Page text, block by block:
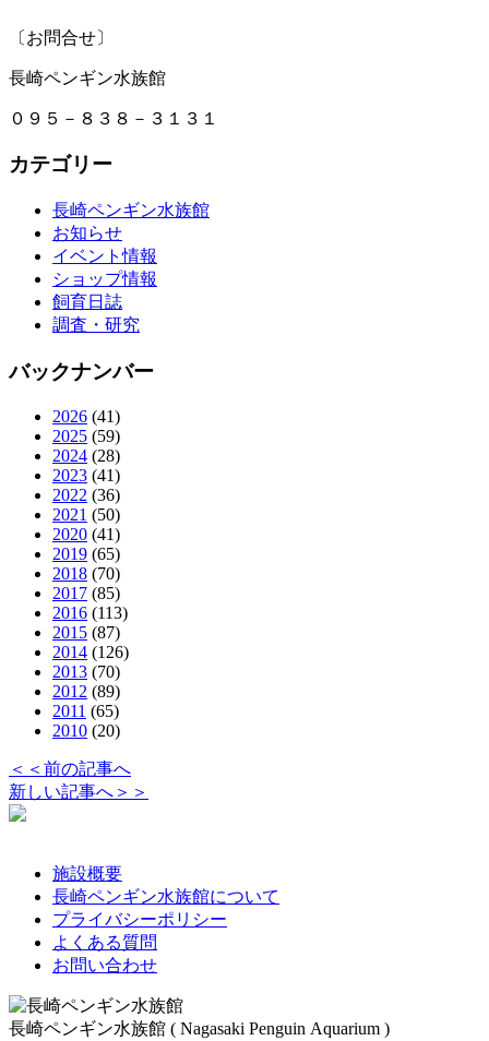
〔お問合せ〕
長崎ペンギン水族館
０９５－８３８－３１３１
カテゴリー
長崎ペンギン水族館
お知らせ
イベント情報
ショップ情報
飼育日誌
調査・研究
バックナンバー
2026 (41)
2025 (59)
2024 (28)
2023 (41)
2022 (36)
2021 (50)
2020 (41)
2019 (65)
2018 (70)
2017 (85)
2016 (113)
2015 (87)
2014 (126)
2013 (70)
2012 (89)
2011 (65)
2010 (20)
＜＜前の記事へ
新しい記事へ＞＞
施設概要
長崎ペンギン水族館について
プライバシーポリシー
よくある質問
お問い合わせ
長崎ペンギン水族館 ( Nagasaki Penguin Aquarium )